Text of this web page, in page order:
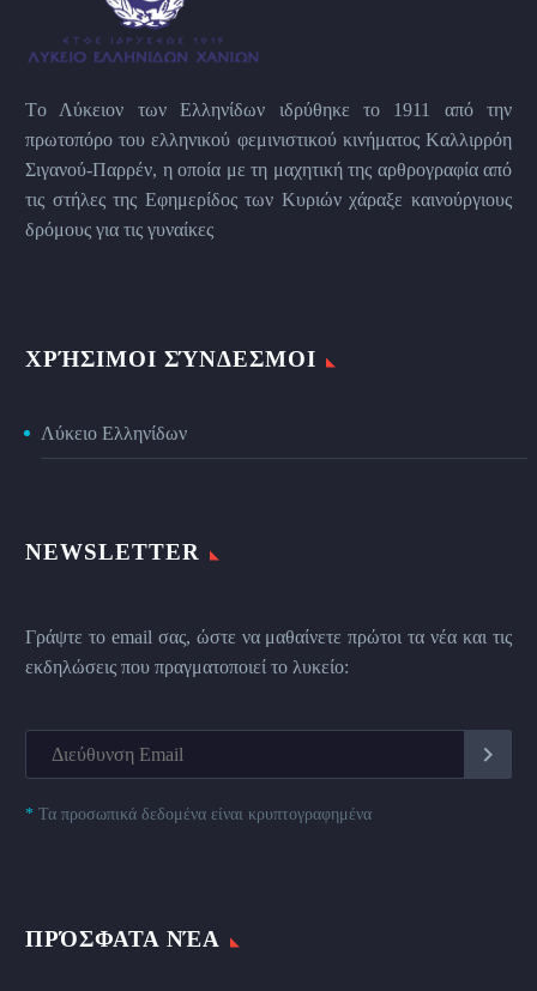
Tο Λύκειον των Eλληνίδων ιδρύθηκε το 1911 από την
πρωτοπόρο του ελληνικού φεμινιστικού κινήματος Kαλλιρρόη
Σιγανού-Παρρέν, η οποία με τη μαχητική της αρθρογραφία από
τις στήλες της Εφημερίδος των Kυριών χάραξε καινούργιους
δρόμους για τις γυναίκες
ΧΡΉΣΙΜΟΙ ΣΎΝΔΕΣΜΟΙ
Λύκειο Ελληνίδων
NEWSLETTER
Γράψτε το email σας, ώστε να μαθαίνετε πρώτοι τα νέα και τις
εκδηλώσεις που πραγματοποιεί το λυκείο:
* Τα προσωπικά δεδομένα είναι κρυπτογραφημένα
ΠΡΌΣΦΑΤΑ ΝΈΑ